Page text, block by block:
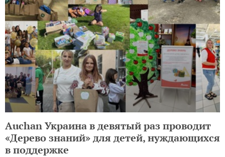
Auchan Украина в девятый раз проводит
«Дерево знаний» для детей, нуждающихся
в поддержке